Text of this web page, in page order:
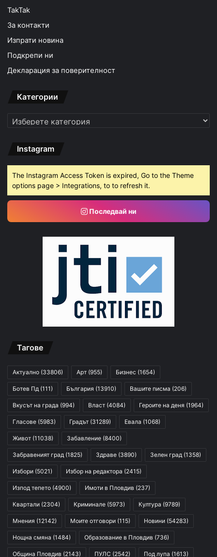
TakTak
За контакти
Изпрати новина
Подкрепи ни
Декларация за поверителност
Категории
Категории
Instagram
The Instagram Access Token is expired, Go to the Theme
options page > Integrations, to to refresh it.
Последвай ни
Тагове
Актуално (33806) Арт (955) Бизнес (1654)
Ботев Пд (111) България (13910) Вашите писма (206)
Вкусът на града (994) Власт (4084) Героите на деня (1964)
Гласове (5983) Градът (31289) Евала (1068)
Живот (11038) Забавление (8400)
Забравеният град (1825) Здраве (3890) Зелен град (1358)
Избори (5021) Избор на редактора (2415)
Изпод тепето (4900) Имоти в Пловдив (237)
Квартали (2304) Криминале (5973) Култура (9789)
Мнения (12142) Моите отговори (115) Новини (54283)
Нощна смяна (1484) Образование в Пловдив (736)
Община Пловдив (2143) ПУЛС (2542) Под лупа (1613)